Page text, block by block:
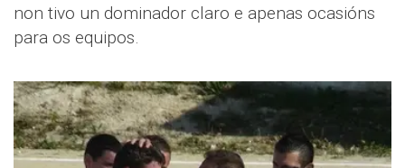
non tivo un dominador claro e apenas ocasións
para os equipos.